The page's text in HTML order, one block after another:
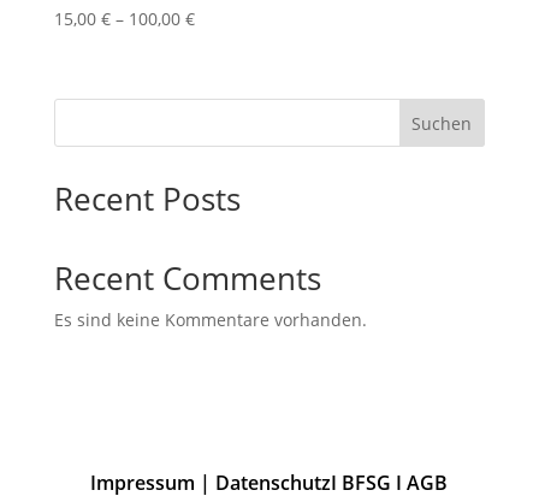
15,00 € – 100,00 €Preisspanne:
100,00 €
Suchen
Recent Posts
Recent Comments
Es sind keine Kommentare vorhanden.
Impressum | DatenschutzI BFSG IAGB